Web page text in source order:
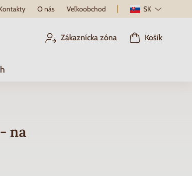
O nás Veľkoobchod SK
Zákaznícka zóna Košík
na